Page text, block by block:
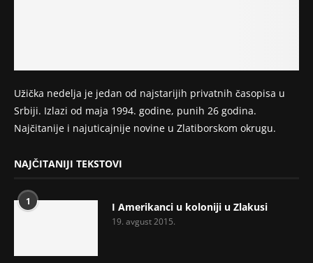
Užička nedelja je jedan od najstarijih privatnih časopisa u
Srbiji. Izlazi od maja 1994. godine, punih 26 godina.
Najčitanije i najuticajnije novine u Zlatiborskom okrugu.
NAJČITANIJI TEKSTOVI
1 I Amerikanci u koloniji u Zlakusi
19. avgust 2015.